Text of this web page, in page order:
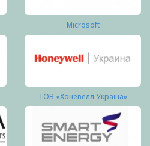
Microsoft
ТОВ «Хоневелл Україна»